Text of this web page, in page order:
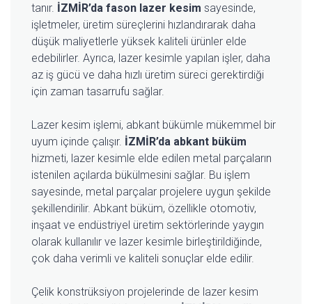
tanır. İZMİR’da fason lazer kesim sayesinde,
işletmeler, üretim süreçlerini hızlandırarak daha
düşük maliyetlerle yüksek kaliteli ürünler elde
edebilirler. Ayrıca, lazer kesimle yapılan işler, daha
az iş gücü ve daha hızlı üretim süreci gerektirdiği
için zaman tasarrufu sağlar.
Lazer kesim işlemi, abkant bükümle mükemmel bir
uyum içinde çalışır. İZMİR’da abkant büküm
hizmeti, lazer kesimle elde edilen metal parçaların
istenilen açılarda bükülmesini sağlar. Bu işlem
sayesinde, metal parçalar projelere uygun şekilde
şekillendirilir. Abkant büküm, özellikle otomotiv,
inşaat ve endüstriyel üretim sektörlerinde yaygın
olarak kullanılır ve lazer kesimle birleştirildiğinde,
çok daha verimli ve kaliteli sonuçlar elde edilir.
Çelik konstrüksiyon projelerinde de lazer kesim